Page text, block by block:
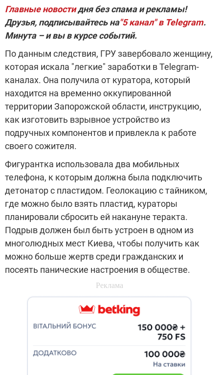
Главные новостидня без спама и рекламы!
Друзья, подписывайтесь на"5 канал" в Telegram.
Минута – и вы в курсе событий.
По данным следствия, ГРУ завербовало женщину,
которая искала "легкие" заработки в Telegram-
каналах. Она получила от куратора, который
находится на временно оккупированной
территории Запорожской области, инструкцию,
как изготовить взрывное устройство из
подручных компонентов и привлекла к работе
своего сожителя.
Фигурантка использовала два мобильных
телефона, к которым должна была подключить
детонатор с пластидом. Геолокацию с тайником,
где можно было взять пластид, кураторы
планировали сбросить ей накануне теракта.
Подрыв должен был быть устроен в одном из
многолюдных мест Киева, чтобы получить как
можно больше жертв среди гражданских и
посеять панические настроения в обществе.